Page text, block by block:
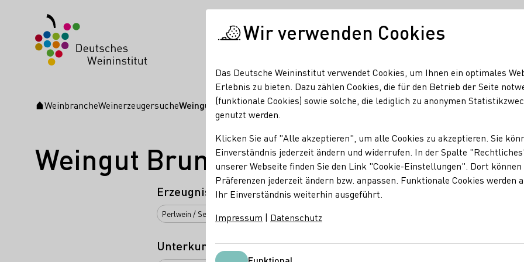
Startseite
WeinbrancheWeinerzeugersucheWeingut Bruno Schreieck
Weingut Bruno Schreieck
Erzeugnisse
Perlwein / Secco Wein Traubensaft
Unterkunftsarten
Wir verwenden Cookies
Das Deutsche Weininstitut verwendet Cookies, um Ihnen ein optimales
Erlebnis zu bieten. Dazu zählen Cookies, die für den Betrieb der Seite
(funktionale Cookies) sowie solche, die lediglich zu anonymen
genutzt werden.
Klicken Sie auf "Alle akzeptieren", um alle Cookies zu akzeptieren. Sie
Einverständnis jederzeit ändern und widerrufen. In der Spalte
unserer Webseite finden Sie den Link "Cookie-Einstellungen". Dort können
Präferenzen jederzeit ändern bzw. anpassen. Funktionale Cookies werden
Ihr Einverständnis weiterhin ausgeführt.
Impressum | Datenschutz